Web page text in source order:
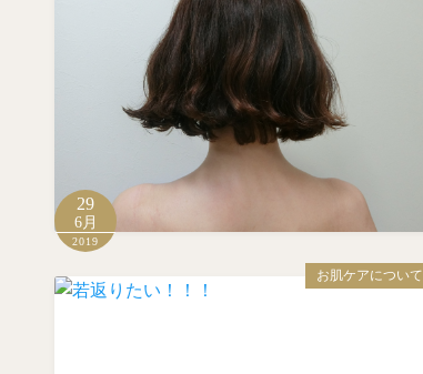
29
6月
2019
お肌ケアについて